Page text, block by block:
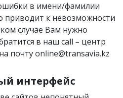
в имени/фамилии
приводит к невозможности
случае Вам нужно
в наш call – центр
почту online@transavia.kz
интерфейс